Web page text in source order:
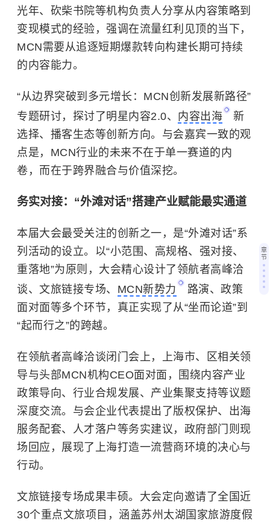
光年、砍柴书院等机构负责人分享从内容策略到
变现模式的经验，强调在流量红利见顶的当下，
MCN需要从追逐短期爆款转向构建长期可持续
的内容能力。
“从边界突破到多元增长：MCN创新发展新路径”
专题研讨，探讨了明星内容2.0、 内容出海
新
选择、播客生态等创新方向。与会嘉宾一致的观
点是，MCN行业的未来不在于单一赛道的内
卷，而在于跨界融合与价值深挖。
务实对接：“外滩对话”搭建产业赋能最实通道
本届大会最受关注的创新之一，是“外滩对话”系
列活动的设立。以“小范围、高规格、强对接、
重落地”为原则，大会精心设计了领航者高峰洽
谈、文旅链接专场、 MCN新势力
路演、政策
面对面等多个环节，真正实现了从“坐而论道”到
“起而行之”的跨越。
在领航者高峰洽谈闭门会上，上海市、区相关领
导与头部MCN机构CEO面对面，围绕内容产业
政策导向、行业合规发展、产业集聚支持等议题
深度交流。与会企业代表提出了版权保护、出海
服务配套、人才落户等务实建议，政府部门则现
场回应，展现了上海打造一流营商环境的决心与
行动。
文旅链接专场成果丰硕。大会定向邀请了全国近
30个重点文旅项目，涵盖苏州太湖国家旅游度假
章
节